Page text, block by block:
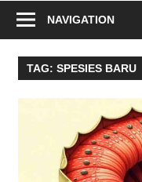
kabar
dari
berbagai
NAVIGATION
TAG: SPESIES BARU